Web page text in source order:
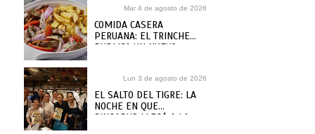
Mar 4 de agosto de 2026
COMIDA CASERA
PERUANA: EL TRINCHE
PUBLICA UN NUEVO
Lun 3 de agosto de 2026
EL SALTO DEL TIGRE: LA
NOCHE EN QUE
SINGAPUR LLEGÓ A LA